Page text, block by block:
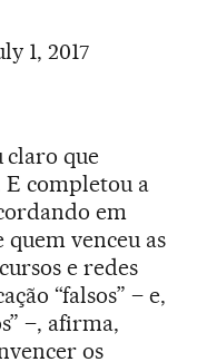
1, 2017
claro que
completou a
em
quem venceu as
e redes
“falsos” – e,
–, afirma,
os